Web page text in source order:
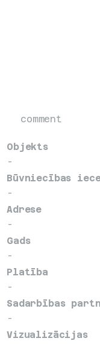
comment
Objekts
-
Būvniecības
-
Adrese
-
Gads
-
Platība
-
Sadarbības
-
Vizualizācijas